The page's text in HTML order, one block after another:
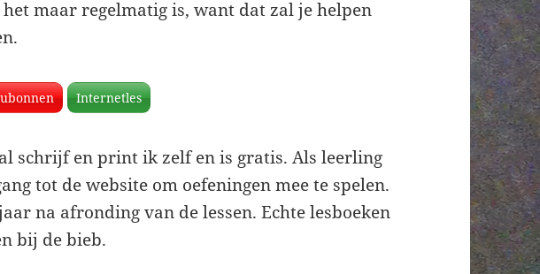
maar regelmatig is, want dat zal je helpen
Internetles
schrijf en print ik zelf en is gratis. Als leerling
tot de website om oefeningen mee te spelen.
na afronding van de lessen. Echte lesboeken
bij de bieb.